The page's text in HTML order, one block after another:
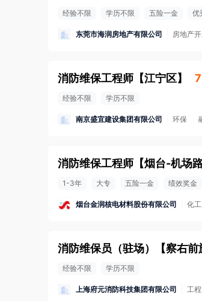
经验不限 学历不限 五险一金 优
东莞市海润房地产有限公司 房地产
消防维保工程师 【江宁区】
经验不限 学历不限
南京盛宜建设集团有限公司 环保
消防维保工程师 【烟台-机场
1-3年 大专 五险一金 绩效奖金
烟台金润核电材料股份有限公司 化
消防维保员（驻场） 【察右前
经验不限 学历不限
上海府元消防科技集团有限公司 工